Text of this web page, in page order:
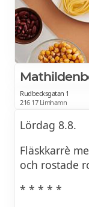
Rudbecksgatan 1
216 17 Limhamn
Lördag 8.8.
Fläskkarrè
och rostade
* * * * *